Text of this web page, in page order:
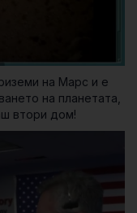
на Марс и е
на планетата,
втори дом!